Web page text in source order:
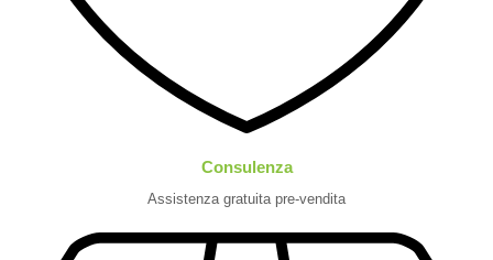
Consulenza
Assistenza gratuita pre-vendita